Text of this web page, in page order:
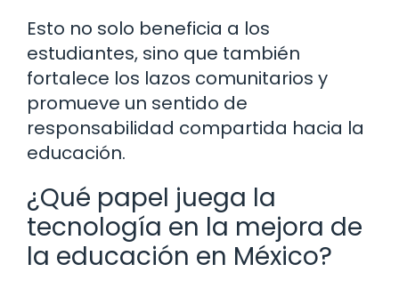
Esto no solo beneficia a los
estudiantes, sino que también
fortalece los lazos comunitarios y
promueve un sentido de
responsabilidad compartida hacia la
educación.
¿Qué papel juega la
tecnología en la mejora de
la educación en México?